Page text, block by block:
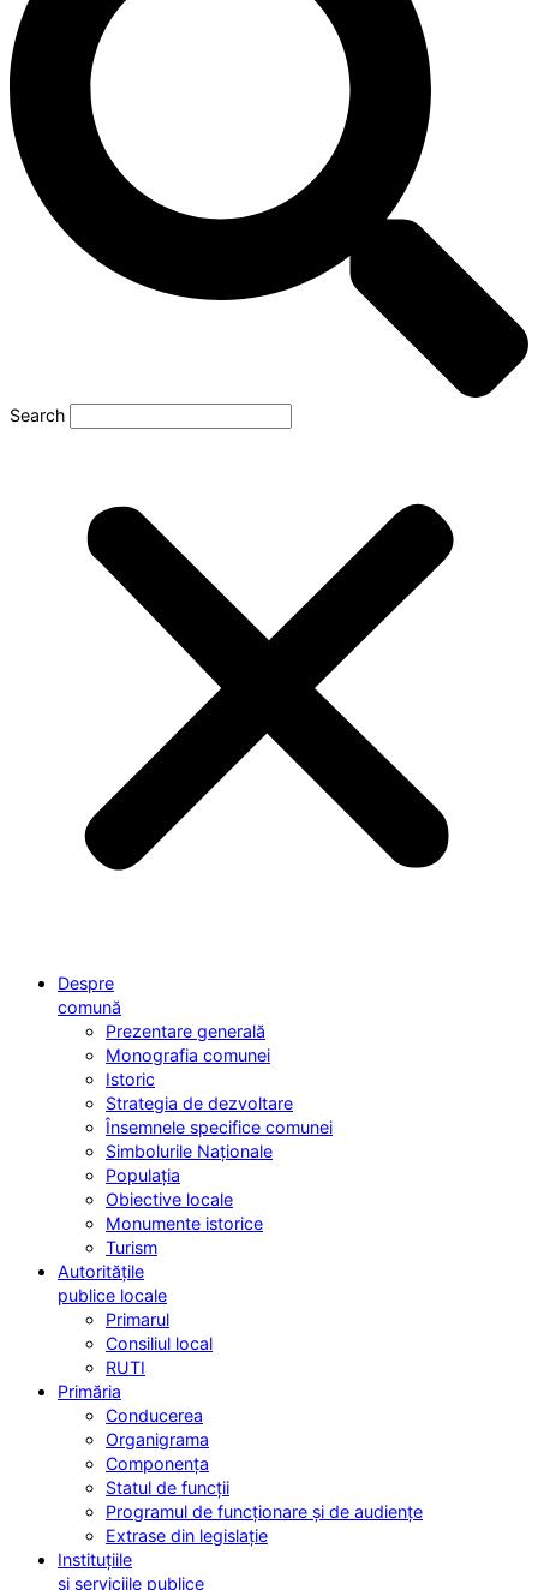
Search
Despre
comună
Prezentare generală
Monografia comunei
Istoric
Strategia de dezvoltare
Însemnele specifice comunei
Simbolurile Naționale
Populația
Obiective locale
Monumente istorice
Turism
Autoritățile
publice locale
Primarul
Consiliul local
RUTI
Primăria
Conducerea
Organigrama
Componența
Statul de funcții
Programul de funcționare și de audiențe
Extrase din legislație
Instituțiile
și serviciile publice